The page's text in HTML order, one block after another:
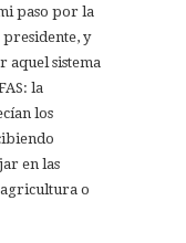
paso por la
y
aquel sistema
la
los
en las
o